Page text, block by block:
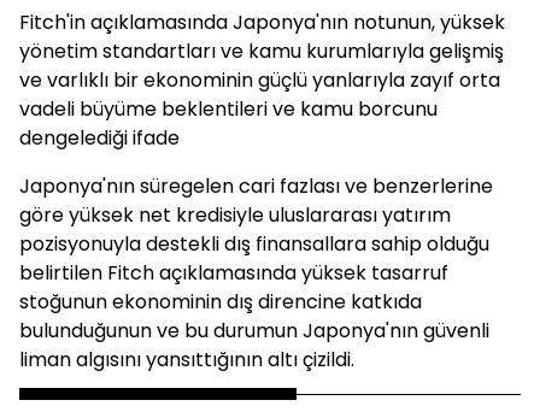
Fitch'in açıklamasında Japonya'nın notunun, yüksek
yönetim standartları ve kamu kurumlarıyla gelişmiş
ve varlıklı bir ekonominin güçlü yanlarıyla zayıf orta
vadeli büyüme beklentileri ve kamu borcunu
dengelediği ifade
Japonya'nın süregelen cari fazlası ve benzerlerine
göre yüksek net kredisiyle uluslararası yatırım
pozisyonuyla destekli dış finansallara sahip olduğu
belirtilen Fitch açıklamasında yüksek tasarruf
stoğunun ekonominin dış direncine katkıda
bulunduğunun ve bu durumun Japonya'nın güvenli
liman algısını yansıttığının altı çizildi.